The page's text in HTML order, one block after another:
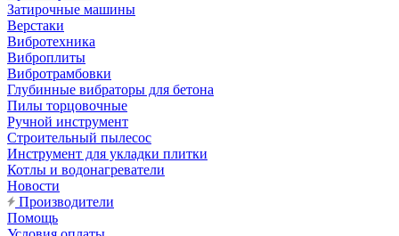
Затирочные машины
Верстаки
Вибротехника
Виброплиты
Вибротрамбовки
Глубинные вибраторы для бетона
Пилы торцовочные
Ручной инструмент
Строительный пылесос
Инструмент для укладки плитки
Котлы и водонагреватели
Новости
Производители
Помощь